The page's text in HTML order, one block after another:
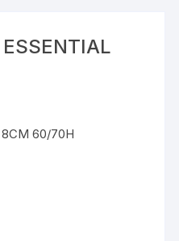
ESSENTIAL
8CM 60/70H